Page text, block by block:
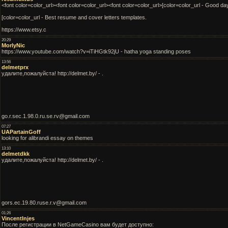
<font color=color_url><font color=color_url><font color=color_url>[color=color_url - Good
[color=color_url - Best resume and cover letters templates.
https://www.etsy.c
20:29
MorlyNic
https://www.youtube.com/watch?v=iTiHGtk92jU - hatha yoga standing poses
13:56
delmetprx
удалите,пожалуйста! http://delmet.by/ - .
go.r.sec.1.98.0.ru.se.rv@gmail.com
07:27
UAPartainGoff
looking for alibrandi essay on themes
13:10
delmetdkk
удалите,пожалуйста! http://delmet.by/ - .
gors.ec.19.80.ruse.r.v@gmail.com
01:26
VincentInjes
После регистрации в NetGameCasino вам будет доступно: